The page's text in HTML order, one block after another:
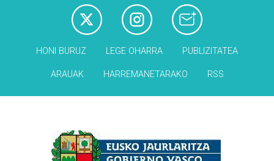
HONI BURUZ LEGE OHARRA PUBLIZITATEA
ARAUAK HARREMANETARAKO RSS